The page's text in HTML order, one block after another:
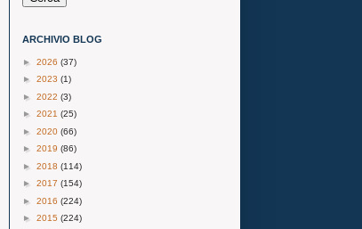
ARCHIVIO BLOG
► 2026 (37)
► 2023 (1)
► 2022 (3)
► 2021 (25)
► 2020 (66)
► 2019 (86)
► 2018 (114)
► 2017 (154)
► 2016 (224)
► 2015 (224)